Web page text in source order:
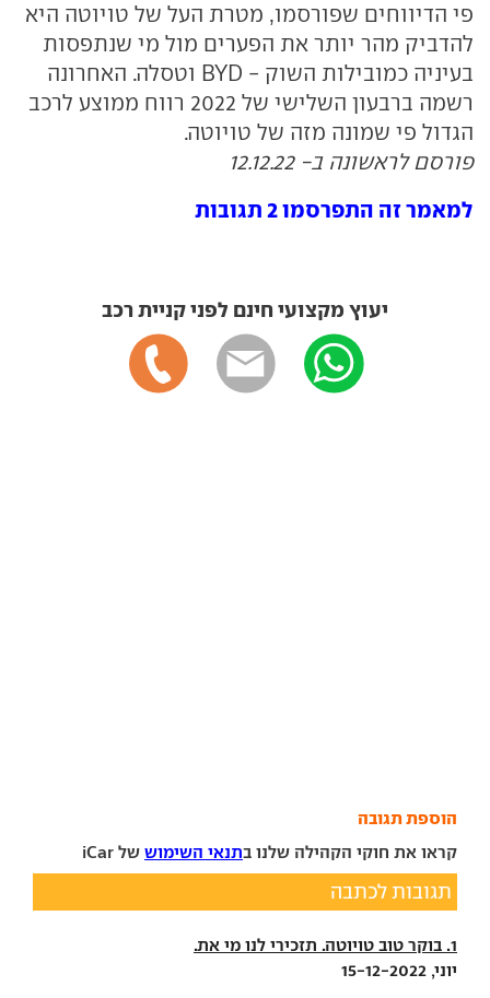
פי הדיווחים שפורסמו, מטרת העל של טויוטה היא
להדביק מהר יותר את הפערים מול מי שנתפסות
בעיניה כמובילות השוק - BYD וטסלה. האחרונה
רשמה ברבעון השלישי של 2022 רווח ממוצע לרכב
הגדול פי שמונה מזה של טויוטה.
פורסם לראשונה ב- 12.12.22
למאמר זה התפרסמו 2 תגובות
יעוץ מקצועי חינם לפני קניית רכב
הוספת תגובה
קראו את חוקי הקהילה שלנו בתנאי השימוש של iCar
תגובות לכתבה
1. בוקר טוב טויוטה. תזכירי לנו מי את.
יוני, 15-12-2022